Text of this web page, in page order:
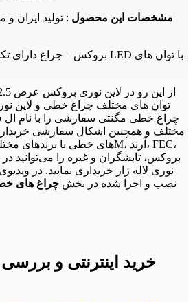
مشخصات این محصول : تولید ایران
توان های مختلف چراغ خطی و لاین نوری
چراغ خطی مگنتی سفارشی را با نام ال
مختلف و همچنین اشکال سفارشی خریداری
بروکس، تابشگران و غیره را می‌توانید
نوری لاله زار خریداری نمایید. در
نصب و اجرا شده در بخش چراغ های
خرید اینترنتی و